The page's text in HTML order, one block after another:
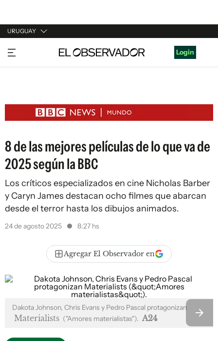
URUGUAY
URUGUAY
ARGENTINA
ESTADOS UNIDOS
Login
8 de las mejores películas de lo que va de
2025 según la BBC
Los críticos especializados en cine Nicholas Barber
y Caryn James destacan ocho filmes que abarcan
desde el terror hasta los dibujos animados.
24 de agosto 2025 8:27 hs
Agregar El Observador en
Dakota Johnson, Chris Evans y Pedro Pascal protagonizan
Materialists ("Amores materialistas"). A24